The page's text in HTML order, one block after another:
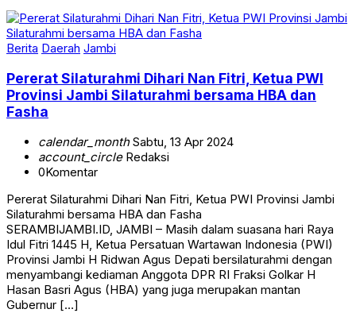
Berita Daerah Jambi
Pererat Silaturahmi Dihari Nan Fitri, Ketua PWI
Provinsi Jambi Silaturahmi bersama HBA dan
Fasha
calendar_monthSabtu, 13 Apr 2024
account_circleRedaksi
0Komentar
Pererat Silaturahmi Dihari Nan Fitri, Ketua PWI Provinsi Jambi
Silaturahmi bersama HBA dan Fasha
SERAMBIJAMBI.ID, JAMBI – Masih dalam suasana hari Raya
Idul Fitri 1445 H, Ketua Persatuan Wartawan Indonesia (PWI)
Provinsi Jambi H Ridwan Agus Depati bersilaturahmi dengan
menyambangi kediaman Anggota DPR RI Fraksi Golkar H
Hasan Basri Agus (HBA) yang juga merupakan mantan
Gubernur […]